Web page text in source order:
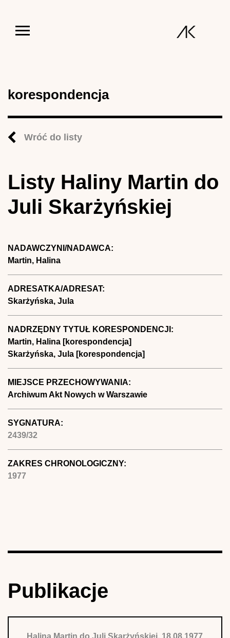
korespondencja
Wróć do listy
Listy Haliny Martin do
Juli Skarżyńskiej
NADAWCZYNI/NADAWCA:
Martin, Halina
ADRESATKA/ADRESAT:
Skarżyńska, Jula
NADRZĘDNY TYTUŁ KORESPONDENCJI:
Martin, Halina [korespondencja]
Skarżyńska, Jula [korespondencja]
MIEJSCE PRZECHOWYWANIA:
Archiwum Akt Nowych w Warszawie
SYGNATURA:
2439/32
ZAKRES CHRONOLOGICZNY:
1977
Publikacje
Halina Martin do Juli Skarżyńskiej, 18.08.1977